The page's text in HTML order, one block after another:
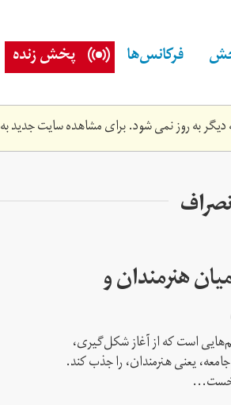
فرکانس‌ها پخش زنده
به روز نمی شود. برای مشاهده سایت جدید به
هنرمندان و
است که از آغاز شکل‌گیری،
یعنی هنرمندان، را جذب کند.